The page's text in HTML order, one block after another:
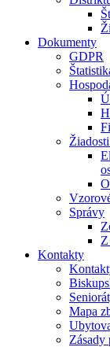
Dokumenty
GDPR
Správy
Kontakty
Mapa
Zásady